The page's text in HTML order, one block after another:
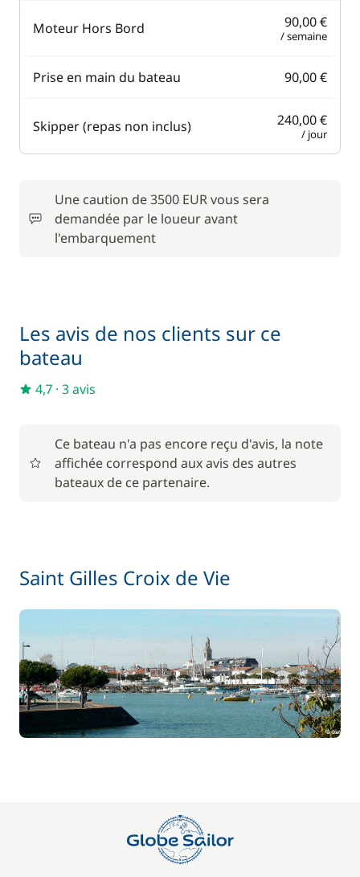
Moteur Hors Bord 90,00 €
/ semaine
Prise en main du bateau 90,00 €
Skipper (repas non inclus) 240,00 €
/ jour
Une caution de 3500 EUR vous sera
demandée par le loueur avant
l'embarquement
Les avis de nos clients sur ce
bateau
4,7 · 3 avis
Ce bateau n'a pas encore reçu d'avis, la note
affichée correspond aux avis des autres
bateaux de ce partenaire.
Saint Gilles Croix de Vie